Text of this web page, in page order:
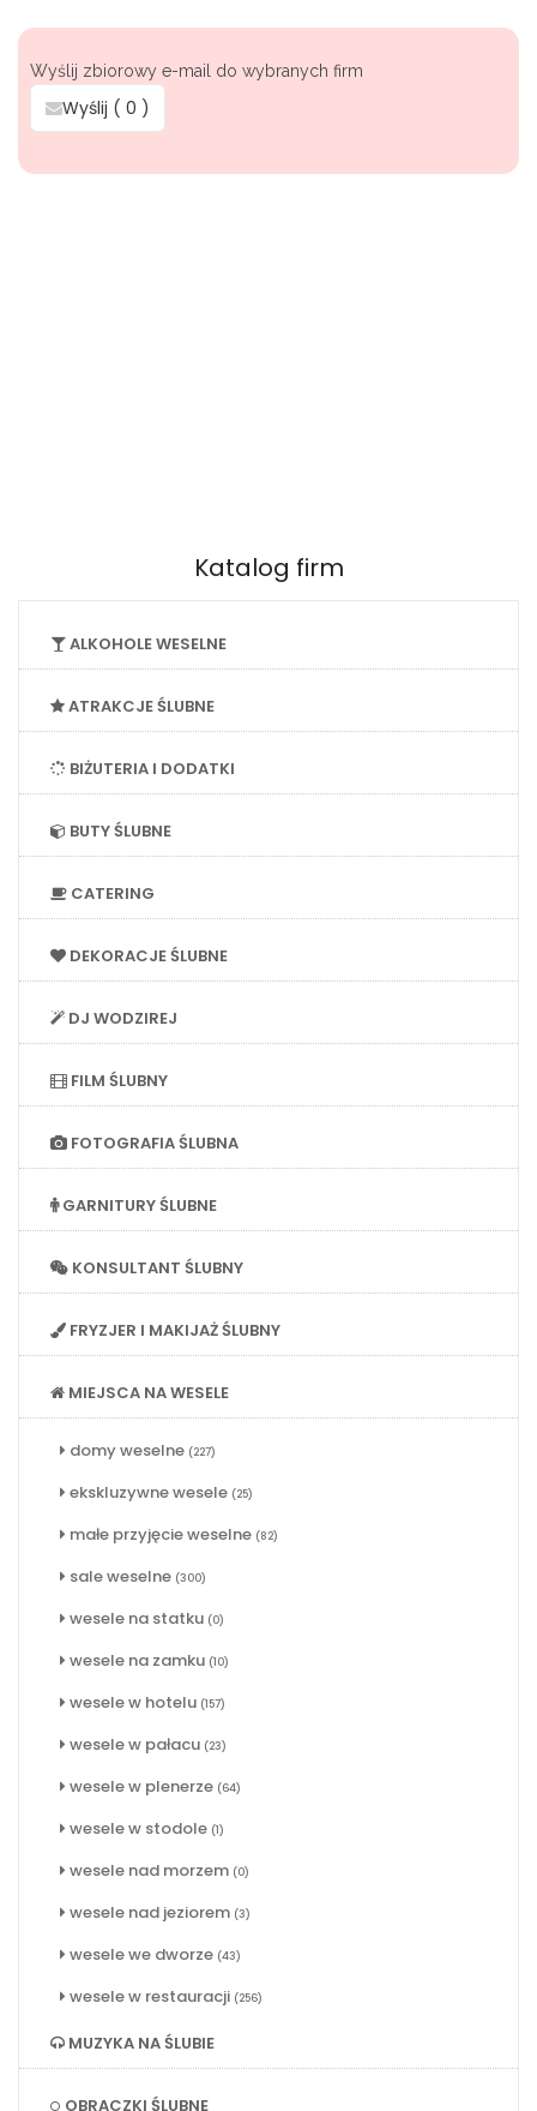
Wyślij zbiorowy e-mail do wybranych firm
Wyślij ( 0 )
Katalog firm
ALKOHOLE WESELNE
ATRAKCJE ŚLUBNE
BIŻUTERIA I DODATKI
BUTY ŚLUBNE
CATERING
DEKORACJE ŚLUBNE
DJ WODZIREJ
FILM ŚLUBNY
FOTOGRAFIA ŚLUBNA
GARNITURY ŚLUBNE
KONSULTANT ŚLUBNY
FRYZJER I MAKIJAŻ ŚLUBNY
MIEJSCA NA WESELE
domy weselne (227)
ekskluzywne wesele (25)
małe przyjęcie weselne (82)
sale weselne (300)
wesele na statku (0)
wesele na zamku (10)
wesele w hotelu (157)
wesele w pałacu (23)
wesele w plenerze (64)
wesele w stodole (1)
wesele nad morzem (0)
wesele nad jeziorem (3)
wesele we dworze (43)
wesele w restauracji (256)
MUZYKA NA ŚLUBIE
OBRĄCZKI ŚLUBNE